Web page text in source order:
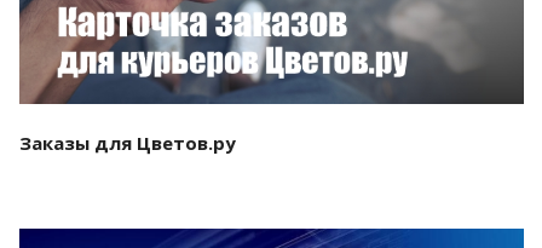
Заказы для Цветов.ру